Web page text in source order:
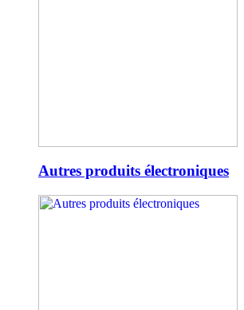
Autres produits électroniques